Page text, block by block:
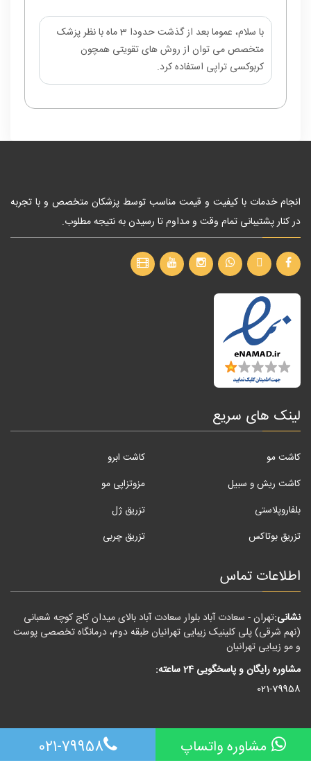
با سلام، عموما بعد از گذشت حدودا 3 ماه با نظر پزشک
متخصص می توان از روش های تقویتی همچون
کربوکسی تراپی استفاده کرد.
انجام خدمات با کیفیت و قیمت مناسب توسط پزشکان متخصص و با تجربه
در کنار پشتیبانی تمام وقت و مداوم تا رسیدن به نتیجه مطلوب.
لینک های سریع
کاشت مو
کاشت ابرو
کاشت ریش و سبیل
مزوتزاپی مو
بلفاروپلاستی
تزریق ژل
تزریق بوتاکس
تزریق چربی
اطلاعات تماس
نشانی:تهران - سعادت آباد بلوار سعادت آباد بالای میدان کاج کوچه شعبانی
(نهم شرقی) پلی کلینیک زیبایی تهرانیان طبقه دوم، درمانگاه تخصصی پوست
و مو زیبایی تهرانیان
مشاوره رایگان و پاسخگویی 24 ساعته:
021-79958
تمامی حقوق این وب سایت متعلق به درمانگاه تخصصی پوست و مو
زیبایی تهرانیان می باشد .
مشاوره واتساپ 021-79958